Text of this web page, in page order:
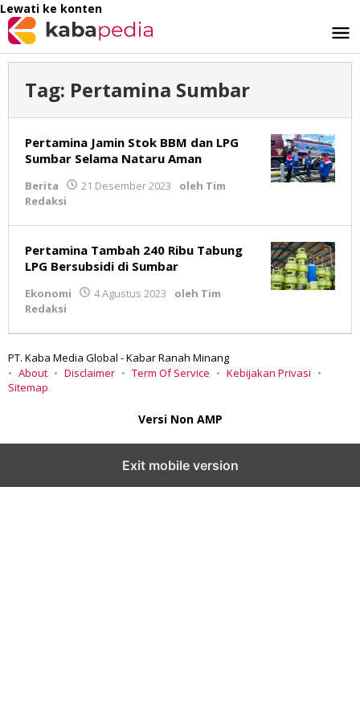
Lewati ke konten
Tag: Pertamina Sumbar
Pertamina Jamin Stok BBM dan LPG
Sumbar Selama Nataru Aman
Berita 21 Desember 2023 oleh Tim
Redaksi
Pertamina Tambah 240 Ribu Tabung
LPG Bersubsidi di Sumbar
Ekonomi 4 Agustus 2023 oleh Tim
Redaksi
PT. Kaba Media Global - Kabar Ranah Minang
About
Disclaimer Term Of Service
Kebijakan Privasi
Sitemap
Versi Non AMP
Exit mobile version